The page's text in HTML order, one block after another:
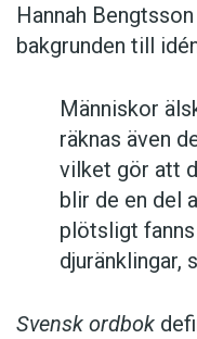
Hannah
bakgrunden till
Människor
räknas även
vilket gör att
blir de en del
plötsligt fanns
djuränklingar,
Svensk ordbok